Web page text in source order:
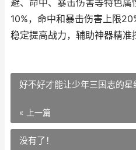
避、命中、暴击伤害等特色属
10%，命中和暴击伤害上限
稳定提高战力，辅助神器精准
好不好才能让少年三国志的星
« 上一篇
没有了！